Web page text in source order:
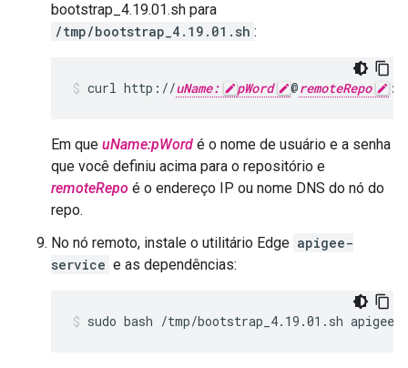
bootstrap_4.19.01.sh para
/tmp/bootstrap_4.19.01.sh :
curl http://uName: pWord @remoteRepo
Em que uName:pWord é o nome de usuário e a senha
que você definiu acima para o repositório e
remoteRepo é o endereço IP ou nome DNS do nó do
repo.
No nó remoto, instale o utilitário Edge apigee-
service e as dependências:
sudo bash /tmp/bootstrap_4.19.01.sh